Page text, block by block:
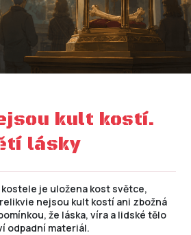
kult kostí.
lásky
kostele je uložena kost světce,
nejsou kult kostí ani zbožná
že láska, víra a lidské tělo
odpadní materiál.